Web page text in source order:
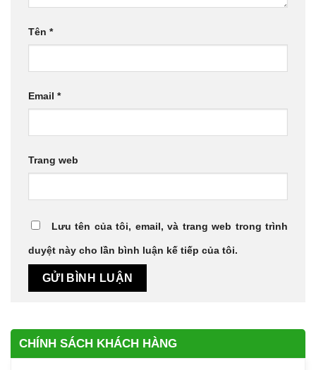
Tên *
Email *
Trang web
Lưu tên của tôi, email, và trang web trong trình
duyệt này cho lần bình luận kế tiếp của tôi.
CHÍNH SÁCH KHÁCH HÀNG